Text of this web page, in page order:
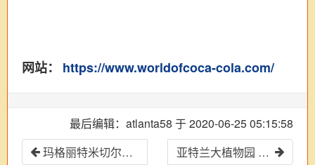
网站： https://www.worldofcoca-cola.com/
最后编辑：atlanta58 于 2020-06-25 05:15:58
玛格丽特米切尔故居博物馆 Margaret Mitchell House and Museum
亚特兰大植物园 (Atlanta Botanical Garden)